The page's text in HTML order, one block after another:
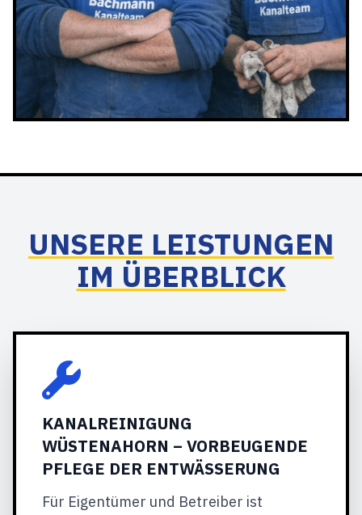
UNSERE LEISTUNGEN
IM ÜBERBLICK
KANALREINIGUNG
WÜSTENAHORN – VORBEUGENDE
PFLEGE DER ENTWÄSSERUNG
Für Eigentümer und Betreiber ist